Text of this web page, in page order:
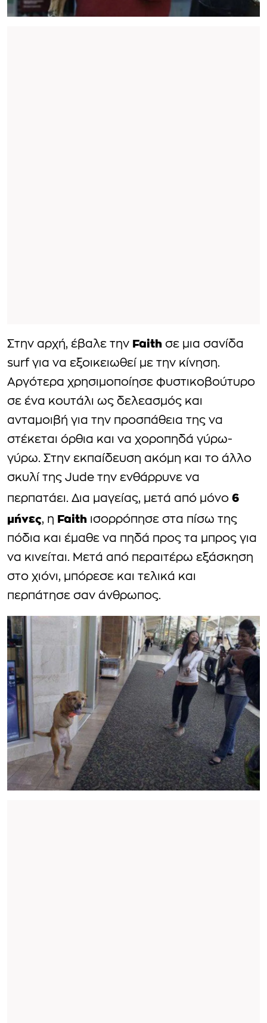
Στην αρχή, έβαλε την Faith σε μια σανίδα
surf για να εξοικειωθεί με την κίνηση.
Αργότερα χρησιμοποίησε φυστικοβούτυρο
σε ένα κουτάλι ως δελεασμός και
ανταμοιβή για την προσπάθεια της να
στέκεται όρθια και να χοροπηδά γύρω-
γύρω. Στην εκπαίδευση ακόμη και το άλλο
σκυλί της Jude την ενθάρρυνε να
περπατάει. Δια μαγείας, μετά από μόνο 6
μήνες, η Faith ισορρόπησε στα πίσω της
πόδια και έμαθε να πηδά προς τα μπρος για
να κινείται. Μετά από περαιτέρω εξάσκηση
στο χιόνι, μπόρεσε και τελικά και
περπάτησε σαν άνθρωπος.